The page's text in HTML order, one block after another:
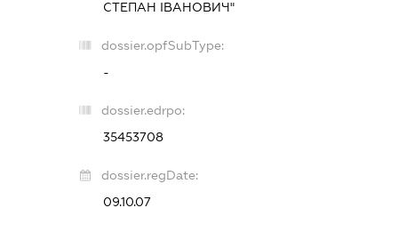
СТЕПАН ІВАНОВИЧ"
dossier.opfSubType:
-
dossier.edrpo:
35453708
dossier.regDate:
09.10.07